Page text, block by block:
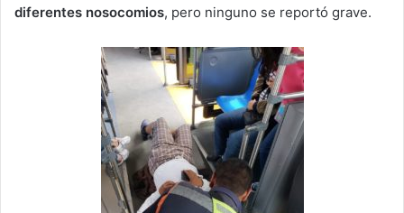
diferentes nosocomios, pero ninguno se reportó grave.